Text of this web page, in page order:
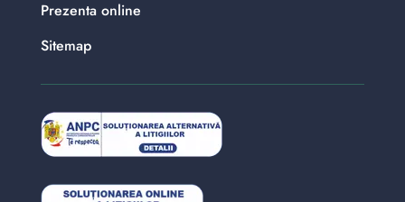
Prezenta online
Sitemap